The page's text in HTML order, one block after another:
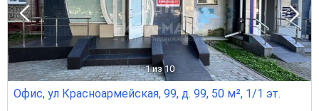
1 из 10
Офис, ул Красноармейская, 99, д. 99, 50 м², 1/1 эт.